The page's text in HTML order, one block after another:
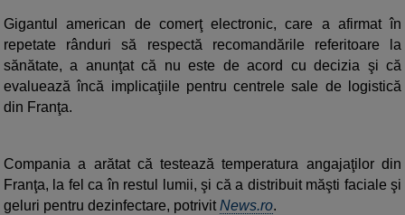
Gigantul american de comerţ electronic, care a afirmat în
repetate rânduri să respectă recomandările referitoare la
sănătate, a anunţat că nu este de acord cu decizia şi că
evaluează încă implicaţiile pentru centrele sale de logistică
din Franţa.
Compania a arătat că testează temperatura angajaţilor din
Franţa, la fel ca în restul lumii, şi că a distribuit măşti faciale şi
geluri pentru dezinfectare, potrivitNews.ro.